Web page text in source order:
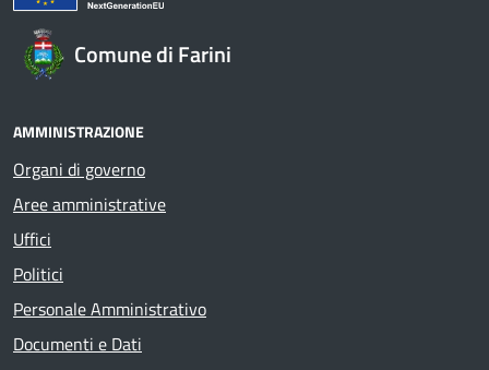
Comune di Farini
AMMINISTRAZIONE
Organi di governo
Aree amministrative
Uffici
Politici
Personale Amministrativo
Documenti e Dati